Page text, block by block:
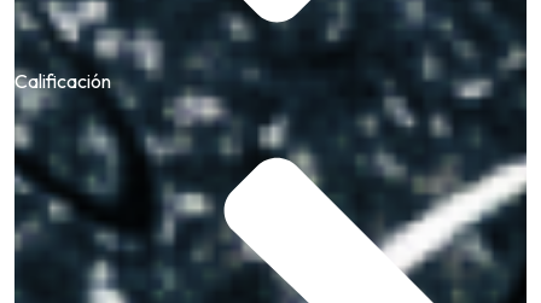
Calificación